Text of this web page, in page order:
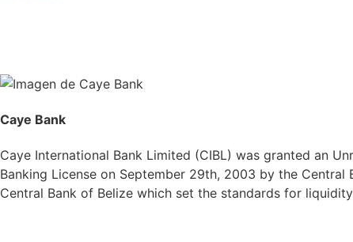
Caye Bank
Caye International Bank Limited (CIBL) was granted an
Banking License on September 29th, 2003 by the
Central Bank of Belize which set the standards for